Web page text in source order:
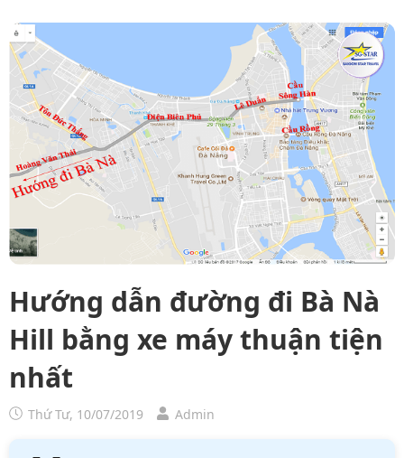
Hướng dẫn đường đi Bà Nà
Hill bằng xe máy thuận tiện
nhất
Thứ Tư, 10/07/2019 Admin